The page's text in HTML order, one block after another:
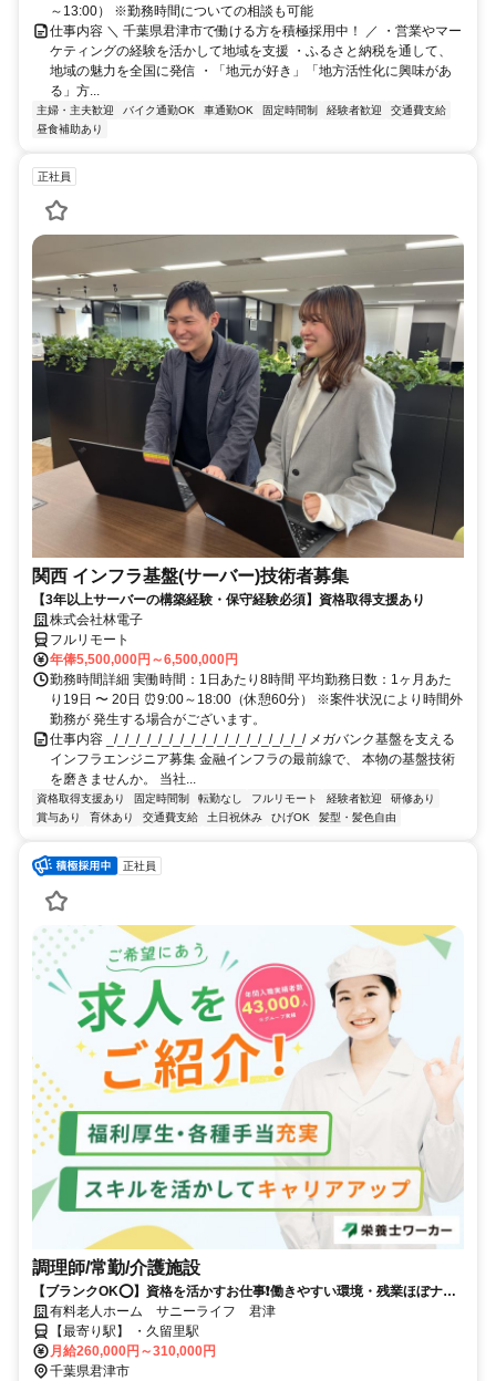
～13:00） ※勤務時間についての相談も可能
仕事内容 ＼ 千葉県君津市で働ける方を積極採用中！ ／ ・営業やマー
ケティングの経験を活かして地域を支援 ・ふるさと納税を通して、
地域の魅力を全国に発信 ・「地元が好き」「地方活性化に興味があ
る」方...
主婦・主夫歓迎 バイク通勤OK 車通勤OK 固定時間制 経験者歓迎
交通費支給
昼食補助あり
正社員
関西 インフラ基盤(サーバー)技術者募集
【3年以上サーバーの構築経験・保守経験必須】資格取得支援あり
株式会社林電子
フルリモート
年俸5,500,000円～6,500,000円
勤務時間詳細 実働時間：1日あたり8時間 平均勤務日数：1ヶ月あた
り19日 〜 20日 ⏰9:00～18:00（休憩60分） ※案件状況により時間外
勤務が 発生する場合がございます。
仕事内容 _/_/_/_/_/_/_/_/_/_/_/_/_/_/_/_/_/_/ メガバンク基盤を支える
インフラエンジニア募集 金融インフラの最前線で、 本物の基盤技術
を磨きませんか。 当社...
資格取得支援あり 固定時間制 転勤なし フルリモート 経験者歓迎
研修あり
賞与あり
育休あり 交通費支給 土日祝休み ひげOK 髪型・髪色自由
正社員
調理師/常勤/介護施設
【ブランクOK⭕️】資格を活かすお仕事❗️働きやすい環境・残業ほぼナシ
✨ 有料老人ホーム サニーライフ 君津
【最寄り駅】 ・久留里駅
月給260,000円～310,000円
千葉県君津市